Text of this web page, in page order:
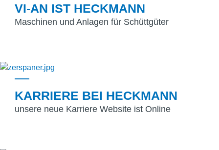
VI-AN IST HECKMANN
Maschinen und Anlagen für Schüttgüter
KARRIERE BEI HECKMANN
unsere neue Karriere Website ist Online